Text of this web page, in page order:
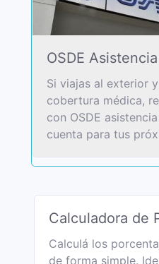
OSDE
Si viajas al exterior
cobertura médica,
con OSDE
cuenta para tus
Calculadora de
Calculá los
de forma simple.